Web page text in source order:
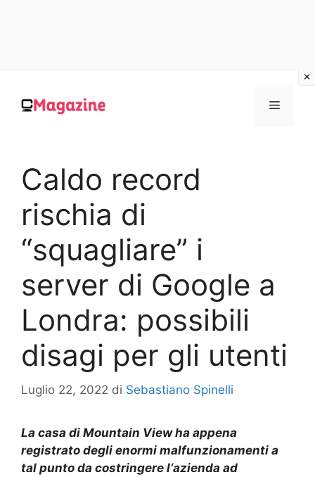
contenuto
MENU
Caldo record
rischia di
“squagliare” i
server di Google a
Londra: possibili
disagi per gli utenti
Luglio 22, 2022 di Sebastiano Spinelli
La casa di Mountain Viewha appena
registrato degli enormi malfunzionamenti a
tal punto da costringere l‘azienda ad